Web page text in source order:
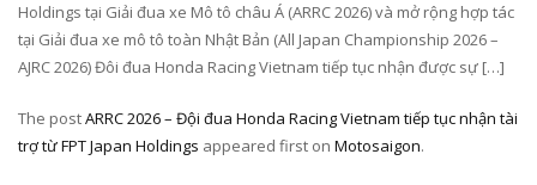
Holdings tại Giải đua xe Mô tô châu Á (ARRC 2026) và mở rộng hợp tác
tại Giải đua xe mô tô toàn Nhật Bản (All Japan Championship 2026 –
AJRC 2026) Đôi đua Honda Racing Vietnam tiếp tục nhận được sự […]
The postARRC 2026 – Đội đua Honda Racing Vietnam tiếp tục nhận tài
trợ từ FPT Japan Holdings appeared first on Motosaigon.